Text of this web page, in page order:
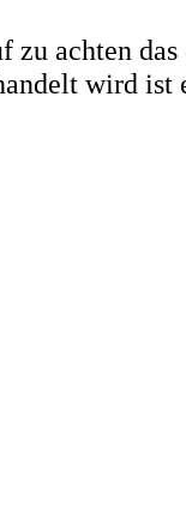
zu achten
wird ist